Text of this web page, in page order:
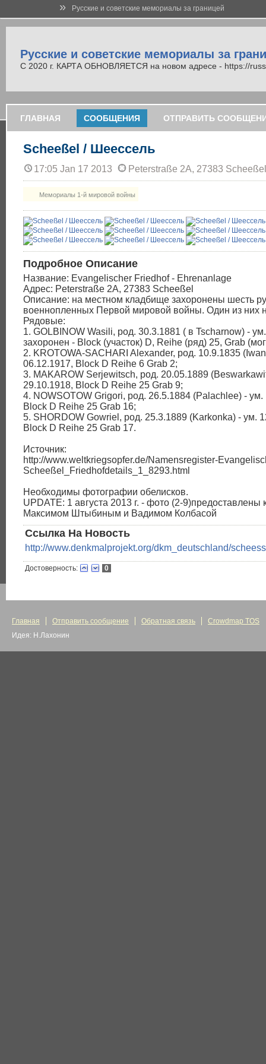
» Русские и советские мемориалы за границей
Русские и советские мемориалы за
С 2020 г. КАРТА ОБНОВЛЯЕТСЯ на новом адресе - https://
ГЛАВНАЯ СООБЩЕНИЯ ОТПРАВИТЬ
Scheeßel / Шеессель
17:05 Jan 17 2013 Peterstraße 2A, 27383 Scheeßel
Мемориалы 1-й мировой войны
Подробное Описание
Название: Evangelischer Friedhof - Ehrenanlage
Адрес: Peterstraße 2A, 27383 Scheeßel
Описание: на местном кладбище захоронены шесть
военнопленных Первой мировой войны. Один из них
Рядовые:
1. GOLBINOW Wasili, род. 30.3.1881 ( в Tscharnow) -
захоронен - Block (участок) D, Reihe (ряд) 25, Grab
2. KROTOWA-SACHARI Alexander, род. 10.9.1835
06.12.1917, Block D Reihe 6 Grab 2;
3. MAKAROW Serjewitsch, род. 20.05.1889
29.10.1918, Block D Reihe 25 Grab 9;
4. NOWSOTOW Grigori, род. 26.5.1884 (Palachleе) - ум.
Block D Reihe 25 Grab 16;
5. SHORDOW Gowriel, род. 25.3.1889 (Karkonka) - ум.
Block D Reihe 25 Grab 17.
Источник:
http://www.weltkriegsopfer.de/Namensregister-
Scheeßel_Friedhofdetails_1_8293.html
Необходимы фотографии обелисков.
UPDATE: 1 августа 2013 г. - фото (2-9)предоставлены
Максимом Штыбиным и Вадимом Колбасой
Ссылка На Новость
http://www.denkmalprojekt.org/dkm_deutschland/
Достоверность: 0
Главная Отправить сообщение Обратная связь
Crowdmap TOS
Идея: Н.Лахонин